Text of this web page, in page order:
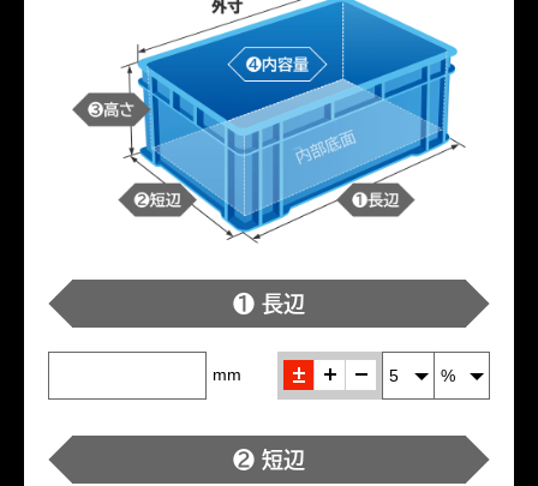
❶ 長辺
mm ＋
❷ 短辺